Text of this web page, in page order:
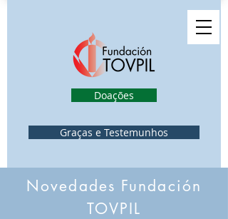
Graças e Testemunhos
Doações
Novedades Fundación
TOVPIL